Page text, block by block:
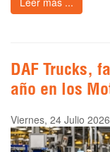
DAF Trucks,
año en los
Viernes, 24 Julio